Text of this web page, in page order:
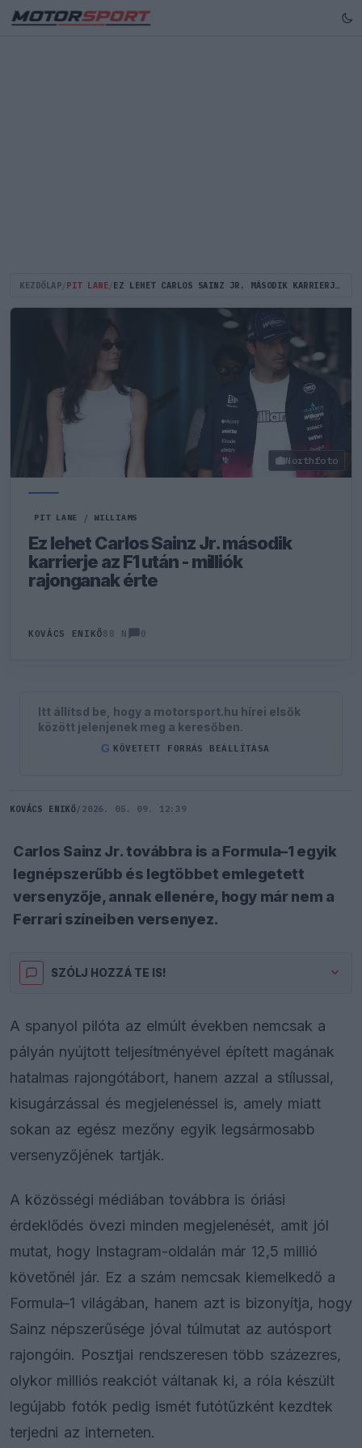
KEZDŐLAP PIT LANE EZ LEHET CARLOS SAINZ JR. MÁSODIK KARRIERJE AZ F1 UTÁN - MILLIÓK RAJONGANAK ÉRTE
Northfoto
PIT LANE / WILLIAMS
Ez lehet Carlos Sainz Jr. második
karrierje az F1 után - milliók
rajonganak érte
KOVÁCS ENIKŐ88 N 0
Itt állítsd be, hogy a motorsport.hu hírei elsők
között jelenjenek meg a keresőben.
G KÖVETETT FORRÁS BEÁLLÍTÁSA
KOVÁCS ENIKŐ/ 2026. 05. 09. 12:39
Carlos Sainz Jr. továbbra is a Formula–1 egyik
legnépszerűbb és legtöbbet emlegetett
versenyzője, annak ellenére, hogy már nem a
Ferrari színeiben versenyez.
SZÓLJ HOZZÁ TE IS!
A spanyol pilóta az elmúlt években nemcsak a
pályán nyújtott teljesítményével épített magának
hatalmas rajongótábort, hanem azzal a stílussal,
kisugárzással és megjelenéssel is, amely miatt
sokan az egész mezőny egyik legsármosabb
versenyzőjének tartják.
A közösségi médiában továbbra is óriási
érdeklődés övezi minden megjelenését, amit jól
mutat, hogy Instagram-oldalán már 12,5 millió
követőnél jár. Ez a szám nemcsak kiemelkedő a
Formula–1 világában, hanem azt is bizonyítja, hogy
Sainz népszerűsége jóval túlmutat az autósport
rajongóin. Posztjai rendszeresen több százezres,
olykor milliós reakciót váltanak ki, a róla készült
legújabb fotók pedig ismét futótűzként kezdtek
terjedni az interneten.